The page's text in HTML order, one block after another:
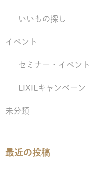
いいもの探し
イベント
セミナー・イベント
LIXILキャンペーン
未分類
最近の投稿